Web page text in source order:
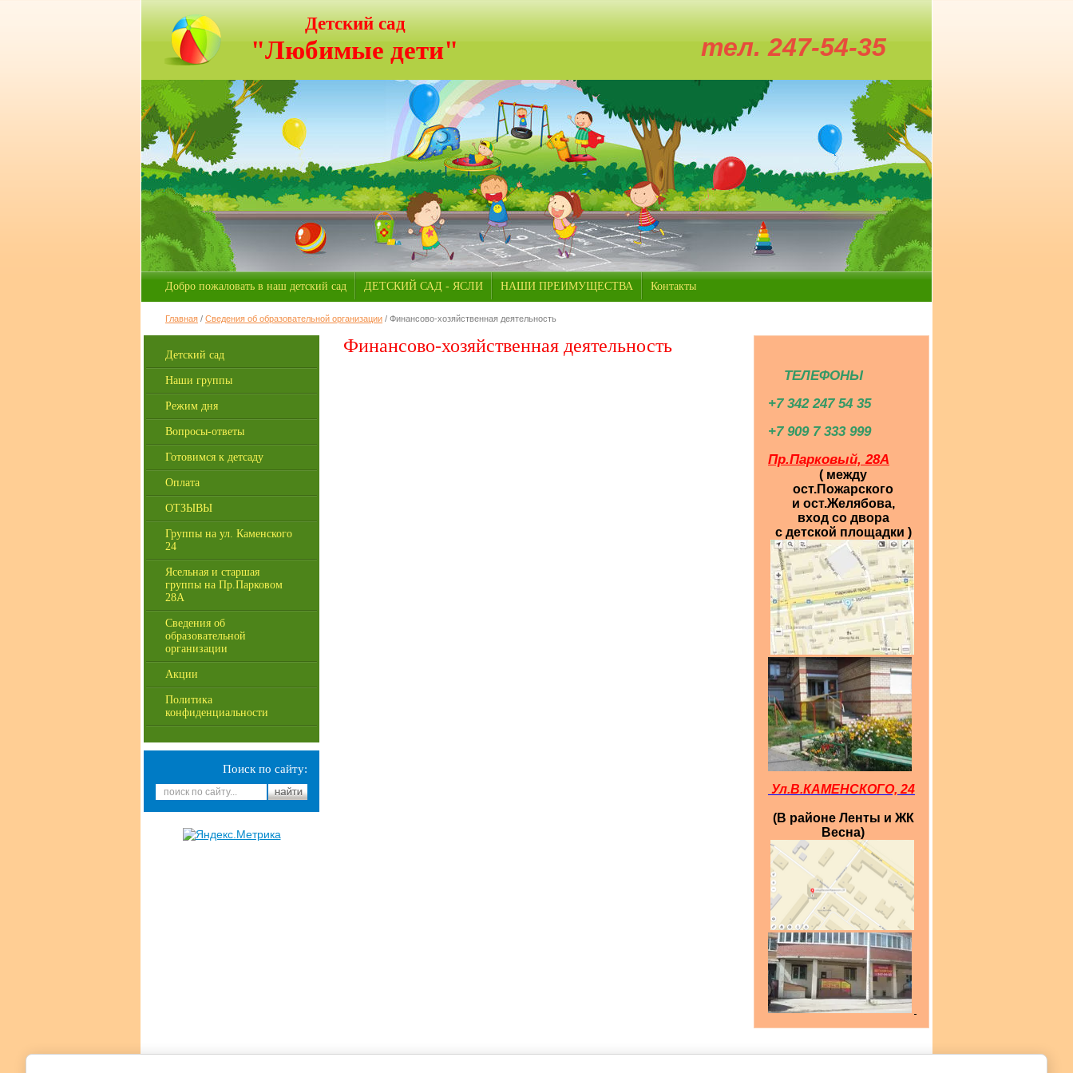
Детский сад
"Любимые дети" тел. 247-54-35
Добро пожаловать в наш детский сад ДЕТСКИЙ САД - ЯСЛИ НАШИ ПРЕИМУЩЕСТВА Контакты
Главная / Сведения об образовательной организации / Финансово-хозяйственная деятельность
Детский сад
Наши группы
Режим дня
Вопросы-ответы
Готовимся к детсаду
Оплата
ОТЗЫВЫ
Группы на ул. Каменского
24
Ясельная и старшая
группы на Пр.Парковом
28А
Сведения об
образовательной
организации
Акции
Политика
конфиденциальности
Поиск по сайту:
Финансово-хозяйственная деятельность
ТЕЛЕФОНЫ
+7 342 247 54 35
+7 909 7 333 999
Пр.Парковый, 28А
( между
ост.Пожарского
и ост.Желябова,
вход со двора
с детской площадки )
Ул.В.КАМЕНСКОГО, 24
(В районе Ленты и ЖК
Весна)